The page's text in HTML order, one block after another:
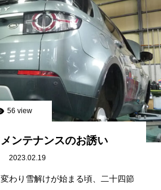
56 view
ンテナンスのお誘い
2023.02.19
わり雪解けが始まる頃、二十四節